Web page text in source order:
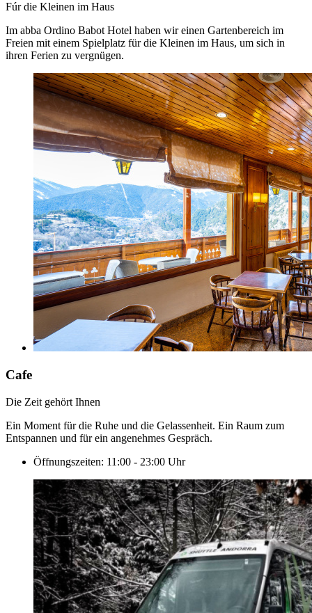
Fúr die Kleinen im Haus
Im abba Ordino Babot Hotel haben wir einen Gartenbereich im
Freien mit einem Spielplatz für die Kleinen im Haus, um sich in
ihren Ferien zu vergnügen.
Cafe
Die Zeit gehört Ihnen
Ein Moment für die Ruhe und die Gelassenheit. Ein Raum zum
Entspannen und für ein angenehmes Gespräch.
Öffnungszeiten: 11:00 - 23:00 Uhr